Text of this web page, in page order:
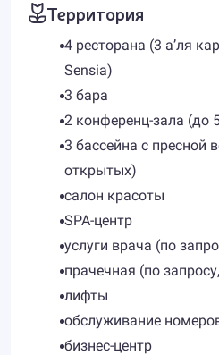
Территория
4 ресторана (3 а’ля
Sensia)
3 бара
2 конференц-зала (до
3 бассейна с пресной
открытых)
салон красоты
SPA-центр
услуги врача (по
прачечная (по
лифты
обслуживание
бизнес-центр